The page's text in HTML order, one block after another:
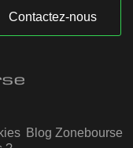
Contactez-nous
Blog Zonebourse